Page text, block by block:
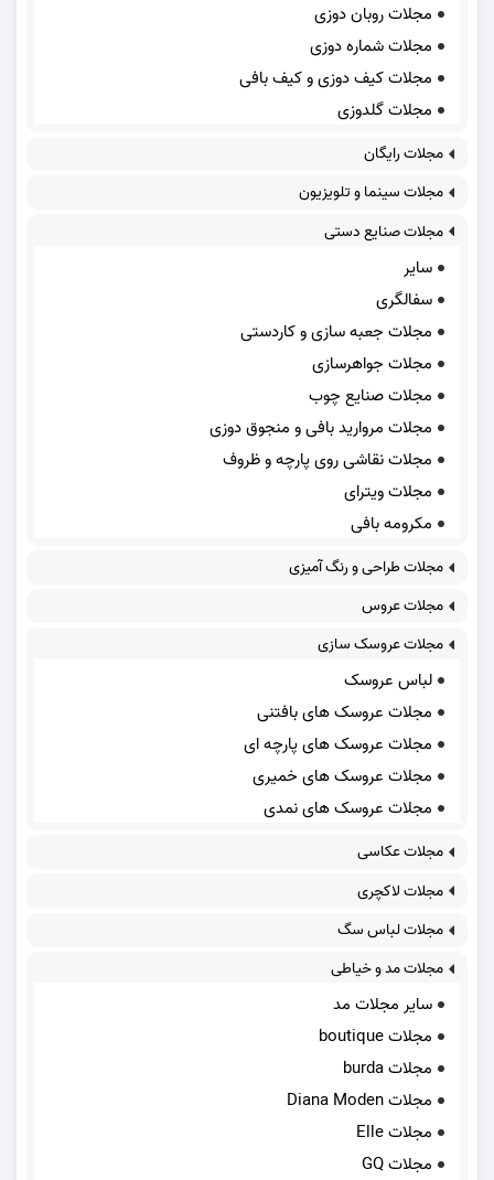
مجلات روبان دوزی
مجلات شماره دوزی
مجلات کیف دوزی و کیف بافی
مجلات گلدوزی
مجلات رایگان
مجلات سینما و تلویزیون
مجلات صنایع دستی
سایر
سفالگری
مجلات جعبه سازی و کاردستی
مجلات جواهرسازی
مجلات صنایع چوب
مجلات مروارید بافی و منجوق دوزی
مجلات نقاشی روی پارچه و ظروف
مجلات ویترای
مکرومه بافی
مجلات طراحی و رنگ آمیزی
مجلات عروس
مجلات عروسک سازی
لباس عروسک
مجلات عروسک های بافتنی
مجلات عروسک های پارچه ای
مجلات عروسک های خمیری
مجلات عروسک های نمدی
مجلات عکاسی
مجلات لاکچری
مجلات لباس سگ
مجلات مد و خیاطی
سایر مجلات مد
مجلات boutique
مجلات burda
مجلات Diana Moden
مجلات Elle
مجلات GQ